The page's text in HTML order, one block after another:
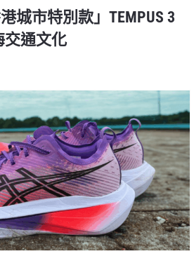
城市特別款」TEMPUS 3
交通文化